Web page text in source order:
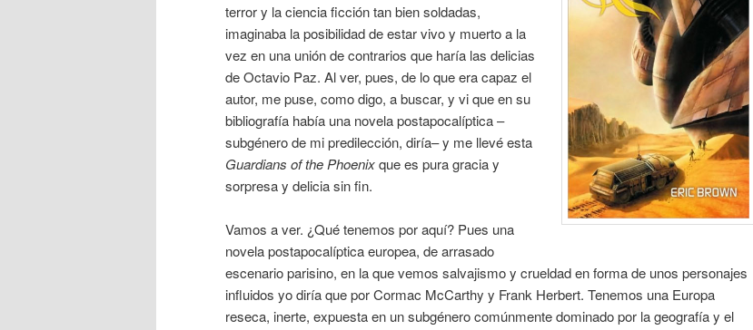
terror y la ciencia ficción tan bien soldadas,
imaginaba la posibilidad de estar vivo y muerto a la
vez en una unión de contrarios que haría las delicias
de Octavio Paz. Al ver, pues, de lo que era capaz el
autor, me puse, como digo, a buscar, y vi que en su
bibliografía había una novela postapocalíptica –
subgénero de mi predilección, diría– y me llevé esta
Guardians of the Phoenixque es pura gracia y
sorpresa y delicia sin fin.
Vamos a ver. ¿Qué tenemos por aquí? Pues una
novela postapocalíptica europea, de arrasado
escenario parisino, en la que vemos salvajismo y crueldad en forma de unos personajes
influidos yo diría que por Cormac McCarthy y Frank Herbert. Tenemos una Europa
reseca, inerte, expuesta en un subgénero comúnmente dominado por la geografía y el